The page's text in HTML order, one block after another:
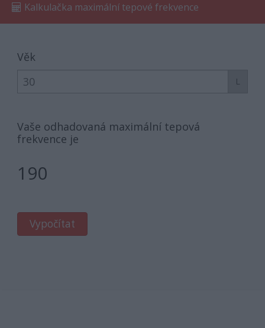
Kalkulačka maximální tepové frekvence
Věk
L
Vaše odhadovaná maximální tepová
frekvence je
190
Vypočítat